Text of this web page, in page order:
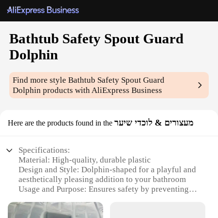
Bathtub Safety Spout Guard
Dolphin
Find more styleBathtub Safety Spout Guard
Dolphin products with AliExpress Business
Here are the products found in the מעצורים & לוכדי שיער
Specifications:
Material: High-quality, durable plastic
Design and Style: Dolphin-shaped for a playful and
aesthetically pleasing addition to your bathroom
Usage and Purpose: Ensures safety by preventing
spout